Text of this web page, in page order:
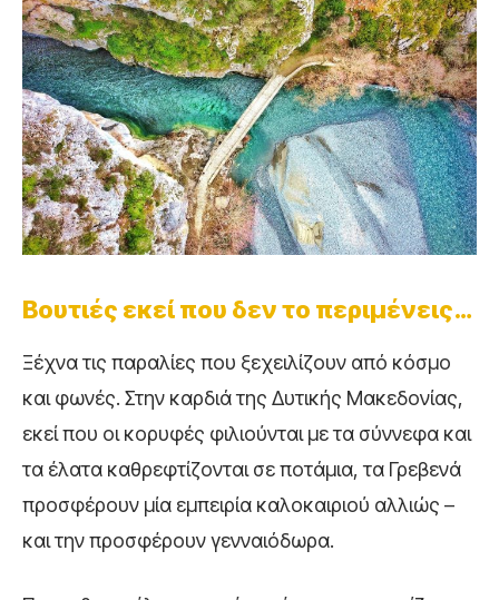
Βουτιές εκεί που δεν το περιμένεις…
Ξέχνα τις παραλίες που ξεχειλίζουν από κόσμο
και φωνές. Στην καρδιά της Δυτικής Μακεδονίας,
εκεί που οι κορυφές φιλιούνται με τα σύννεφα και
τα έλατα καθρεφτίζονται σε ποτάμια, τα Γρεβενά
προσφέρουν μία εμπειρία καλοκαιριού αλλιώς –
και την προσφέρουν γενναιόδωρα.